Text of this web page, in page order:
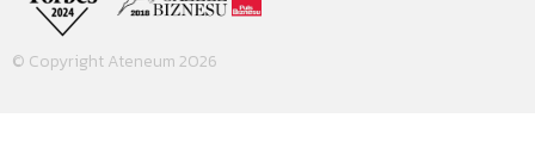
© Copyright Ateneum 2026